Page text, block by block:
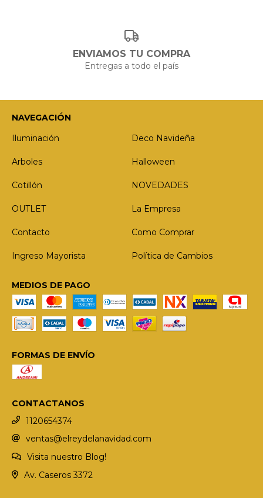
ENVIAMOS TU COMPRA
Entregas a todo el país
NAVEGACIÓN
Iluminación
Deco Navideña
Arboles Halloween
Cotillón NOVEDADES
OUTLET La Empresa
Contacto Como Comprar
Ingreso Mayorista Política de Cambios
MEDIOS DE PAGO
FORMAS DE ENVÍO
CONTACTANOS
1120654374
ventas@elreydelanavidad.com
Visita nuestro Blog!
Av. Caseros 3372